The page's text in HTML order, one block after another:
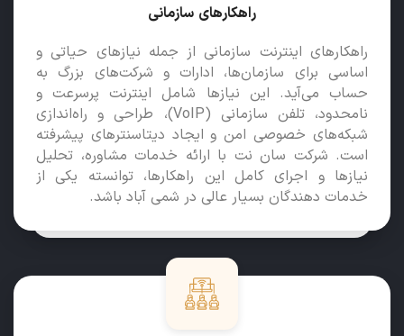
راهکارهای سازمانی
راهکارهای اینترنت سازمانی از جمله نیازهای حیاتی و
اساسی برای سازمان‌ها، ادارات و شرکت‌های بزرگ به
حساب می‌آید. این نیازها شامل اینترنت پرسرعت و
نامحدود، تلفن سازمانی (VoIP)، طراحی و راه‌اندازی
شبکه‌های خصوصی امن و ایجاد دیتاسنترهای پیشرفته
است. شرکت سان نت با ارائه خدمات مشاوره، تحلیل
نیازها و اجرای کامل این راهکارها، توانسته یکی از
خدمات دهندگان بسیار عالی در شمی آباد باشد.